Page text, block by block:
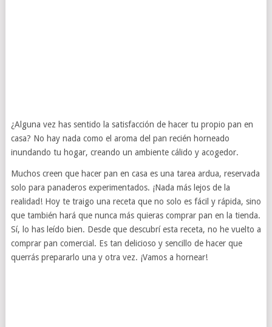
¿Alguna vez has sentido la satisfacción de hacer tu propio pan en
casa? No hay nada como el aroma del pan recién horneado
inundando tu hogar, creando un ambiente cálido y acogedor.
Muchos creen que hacer pan en casa es una tarea ardua, reservada
solo para panaderos experimentados. ¡Nada más lejos de la
realidad! Hoy te traigo una receta que no solo es fácil y rápida, sino
que también hará que nunca más quieras comprar pan en la tienda.
Sí, lo has leído bien. Desde que descubrí esta receta, no he vuelto a
comprar pan comercial. Es tan delicioso y sencillo de hacer que
querrás prepararlo una y otra vez. ¡Vamos a hornear!